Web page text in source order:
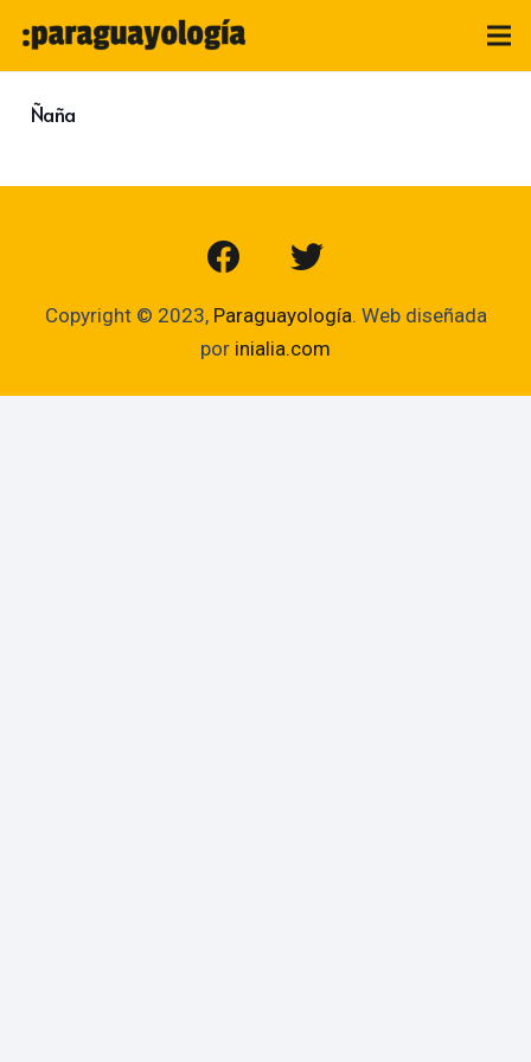
Ñaña
Copyright © 2023, Paraguayología. Web diseñada
por inialia.com